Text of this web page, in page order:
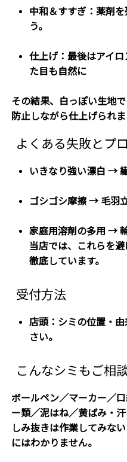
中和＆すすぎ：薬剤
う。
仕上げ：最後はアイ
た目も自然に
その結果、
白っぽい生地
防止しながら仕上げられま
よくある失敗とプ
いきなり強い漂白 →
ゴシゴシ摩擦 → 毛羽
家庭用溶剤の多用 →
当店では、これらを避
徹底しています。
受付方法
店頭：シミの位置・
さい。
こんなシミもご相
ボールペン／マーカー／
ー類／泥はね／黄ばみ・汗
しみ抜きは作業してみな
にはわかりません。